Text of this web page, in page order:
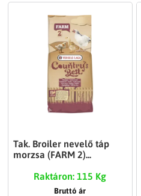
Tak. Broiler nevelő táp
morzsa (FARM 2)...
Raktáron: 115 Kg
Bruttó ár